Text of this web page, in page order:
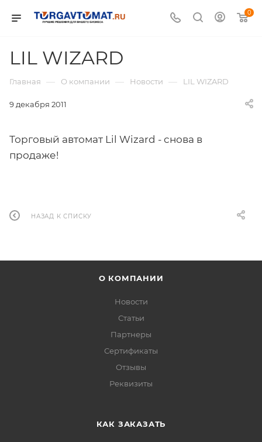
0
LIL WIZARD
Главная — О компании — Новости — LIL WIZARD
9 декабря 2011
Торговый автомат Lil Wizard - снова в
продаже!
НАЗАД К СПИСКУ
О КОМПАНИИ
Новости
Статьи
Партнеры
Сертификаты
Отзывы
Реквизиты
КАК ЗАКАЗАТЬ